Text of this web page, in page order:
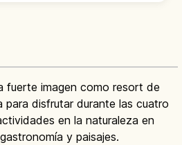
fuerte imagen como resort de
para disfrutar durante las cuatro
en la naturaleza en
y paisajes.